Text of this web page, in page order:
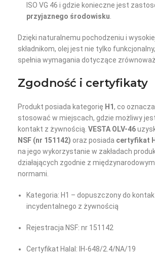
ISO VG 46 i gdzie konieczne jest
przyjaznego środowisku.
Dzięki naturalnemu pochodzeniu i
składnikom, olej jest nie tylko
spełnia wymagania dotyczące
Zgodność i certyfikaty
Produkt posiada kategorię H1, co
stosować w miejscach, gdzie możliwy
kontakt z żywnością. VESTA OLV-46
NSF (nr 151142) oraz posiada certyfikat
na jego wykorzystanie w zakładach
działających zgodnie z
normami.
Kategoria: H1 – dopuszczony do
incydentalnego z żywnością
Rejestracja NSF: nr 151142
Certyfikat Halal: IH-648/2.4/NA/19